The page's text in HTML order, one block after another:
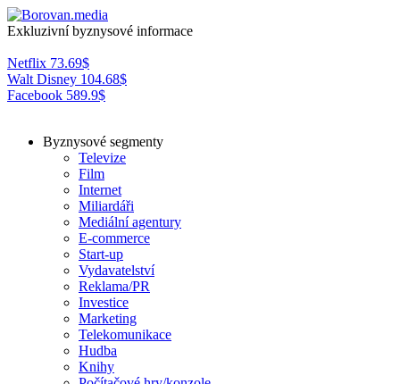
Exkluzivní byznysové informace
Netflix 73.69$
Walt Disney 104.68$
Facebook 589.9$
Byznysové segmenty
Televize
Film
Internet
Miliardáři
Mediální agentury
E-commerce
Start-up
Vydavatelství
Reklama/PR
Investice
Marketing
Telekomunikace
Hudba
Knihy